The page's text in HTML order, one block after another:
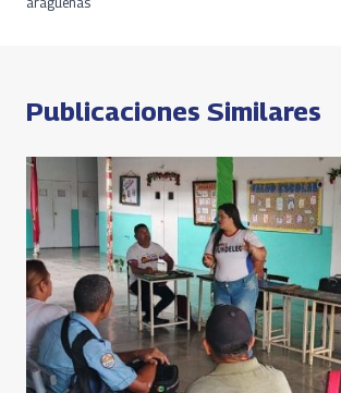
Publicaciones Similares